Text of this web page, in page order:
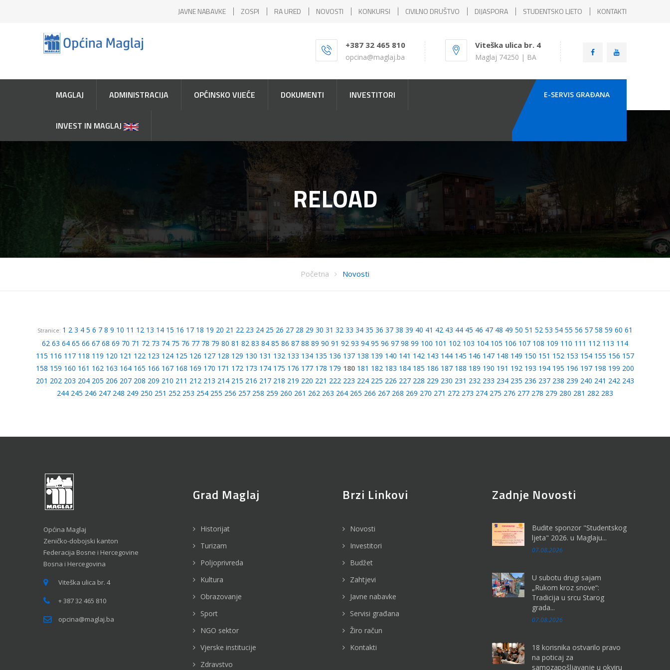
JAVNE NABAVKE ZOSPI RA URED NOVOSTI KONKURSI CIVILNO DRUŠTVO DIJASPORA STUDENTSKO LJETO KONTAKTI
+387 32 465 810
opcina@maglaj.ba
Viteška ulica br. 4
Maglaj 74250 | BA
MAGLAJ ADMINISTRACIJA OPĆINSKO VIJEĆE DOKUMENTI INVESTITORI
INVEST IN MAGLAJ
E-SERVIS GRAÐANA
RELOAD
Početna Novosti
Stranice: 1 2 3 4 5 6 7 8 9 10 11 12 13 14 15 16 17 18 19 20 21 22 23 24 25 26 27 28 29 30 31 32 33 34 35 36 37 38 39 40 41 42 43 44 45 46 47 48 49 50 51 52 53 54 55 56 57 58 59 60 61
62 63 64 65 66 67 68 69 70 71 72 73 74 75 76 77 78 79 80 81 82 83 84 85 86 87 88 89 90 91 92 93 94 95 96 97 98 99 100 101 102 103 104 105 106 107 108 109 110 111 112 113 114
115 116 117 118 119 120 121 122 123 124 125 126 127 128 129 130 131 132 133 134 135 136 137 138 139 140 141 142 143 144 145 146 147 148 149 150 151 152 153 154 155 156 157
158 159 160 161 162 163 164 165 166 167 168 169 170 171 172 173 174 175 176 177 178 179 180 181 182 183 184 185 186 187 188 189 190 191 192 193 194 195 196 197 198 199 200
201 202 203 204 205 206 207 208 209 210 211 212 213 214 215 216 217 218 219 220 221 222 223 224 225 226 227 228 229 230 231 232 233 234 235 236 237 238 239 240 241 242 243
244 245 246 247 248 249 250 251 252 253 254 255 256 257 258 259 260 261 262 263 264 265 266 267 268 269 270 271 272 273 274 275 276 277 278 279 280 281 282 283
Općina Maglaj
Zeničko-dobojski kanton
Federacija Bosne i Hercegovine
Bosna i Hercegovina
Viteška ulica br. 4
+ 387 32 465 810
opcina@maglaj.ba
Grad Maglaj
Historijat
Turizam
Poljoprivreda
Kultura
Obrazovanje
Sport
NGO sektor
Vjerske institucije
Zdravstvo
Brzi Linkovi
Novosti
Investitori
Budžet
Zahtjevi
Javne nabavke
Servisi građana
Žiro račun
Kontakti
Zadnje Novosti
Budite sponzor "Studentskog
ljeta" 2026. u Maglaju...
07.08.2026
U subotu drugi sajam
„Rukom kroz snove“:
Tradicija u srcu Starog
grada...
07.08.2026
18 korisnika ostvarilo pravo
na poticaj za
samozapošljavanje u okviru